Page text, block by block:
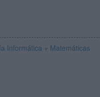
Informática + Matemáticas